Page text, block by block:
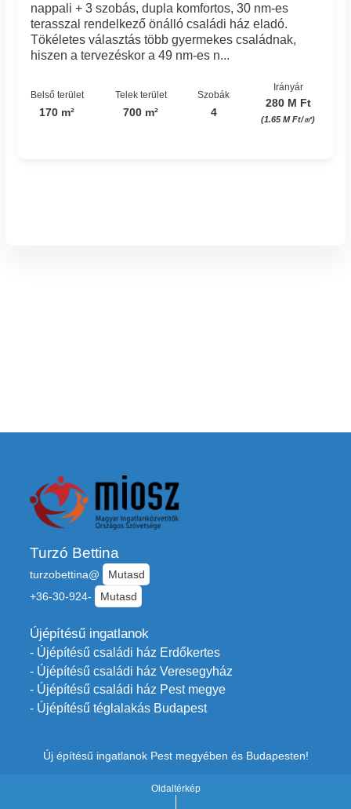
nappali + 3 szobás, dupla komfortos, 30 nm-es
terasszal rendelkező önálló családi ház eladó.
Tökéletes választás több gyermekes családnak,
hiszen a tervezéskor a 49 nm-es n...
Belső terület
170 m²
Telek terület
700 m²
Szobák
4
Irányár
280 M Ft
(1.65 M Ft/㎡)
Turzó Bettina
turzobettina@
Mutasd
+36-30-924-
Mutasd
Újépítésű ingatlanok
- Újépítésű családi ház Erdőkertes
- Újépítésű családi ház Veresegyház
- Újépítésű családi ház Pest megye
- Újépítésű téglalakás Budapest
Új építésű ingatlanok Pest megyében és Budapesten!
Oldaltérkép